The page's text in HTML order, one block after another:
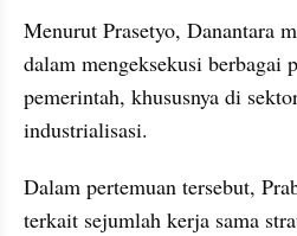
Menurut Prasetyo, Danantara
dalam mengeksekusi berbagai
pemerintah, khususnya di
industrialisasi.
Dalam pertemuan tersebut,
terkait sejumlah kerja sama